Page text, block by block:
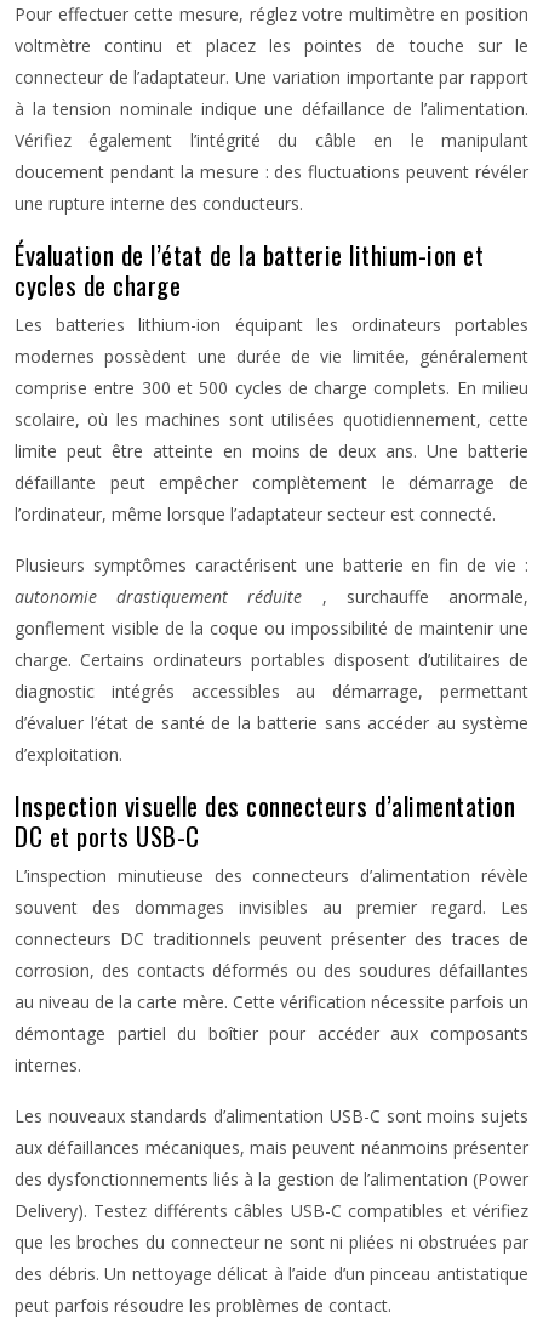
Pour effectuer cette mesure, réglez votre multimètre en position
voltmètre continu et placez les pointes de touche sur le
connecteur de l’adaptateur. Une variation importante par rapport
à la tension nominale indique une défaillance de l’alimentation.
Vérifiez également l’intégrité du câble en le manipulant
doucement pendant la mesure : des fluctuations peuvent révéler
une rupture interne des conducteurs.
Évaluation de l’état de la batterie lithium-ion et
cycles de charge
Les batteries lithium-ion équipant les ordinateurs portables
modernes possèdent une durée de vie limitée, généralement
comprise entre 300 et 500 cycles de charge complets. En milieu
scolaire, où les machines sont utilisées quotidiennement, cette
limite peut être atteinte en moins de deux ans. Une batterie
défaillante peut empêcher complètement le démarrage de
l’ordinateur, même lorsque l’adaptateur secteur est connecté.
Plusieurs symptômes caractérisent une batterie en fin de vie :
autonomie drastiquement réduite , surchauffe anormale,
gonflement visible de la coque ou impossibilité de maintenir une
charge. Certains ordinateurs portables disposent d’utilitaires de
diagnostic intégrés accessibles au démarrage, permettant
d’évaluer l’état de santé de la batterie sans accéder au système
d’exploitation.
Inspection visuelle des connecteurs d’alimentation
DC et ports USB-C
L’inspection minutieuse des connecteurs d’alimentation révèle
souvent des dommages invisibles au premier regard. Les
connecteurs DC traditionnels peuvent présenter des traces de
corrosion, des contacts déformés ou des soudures défaillantes
au niveau de la carte mère. Cette vérification nécessite parfois un
démontage partiel du boîtier pour accéder aux composants
internes.
Les nouveaux standards d’alimentation USB-C sont moins sujets
aux défaillances mécaniques, mais peuvent néanmoins présenter
des dysfonctionnements liés à la gestion de l’alimentation (Power
Delivery). Testez différents câbles USB-C compatibles et vérifiez
que les broches du connecteur ne sont ni pliées ni obstruées par
des débris. Un nettoyage délicat à l’aide d’un pinceau antistatique
peut parfois résoudre les problèmes de contact.